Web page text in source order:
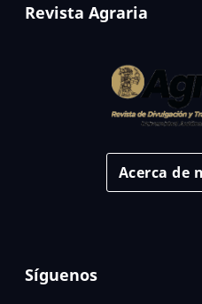
Revista Agraria
Acerca de
Síguenos